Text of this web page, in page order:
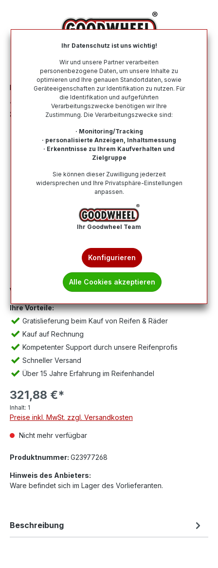
Felgen Alufelgen Nach Marke ALUTEC
ALUTEC IKENU 5-LOCH diamant-schwarz
8.5Jx20 5x114.3 ET40
Bildergalerie überspringen
Wichtig: Abbildung kann abweichen, Lieferung ohne Felge.
Ihre Vorteile:
Gratislieferung beim Kauf von Reifen & Räder
Kauf auf Rechnung
Kompetenter Support durch unsere Reifenprofis
Schneller Versand
Über 15 Jahre Erfahrung im Reifenhandel
321,88 €*
Inhalt: 1
Preise inkl. MwSt. zzgl. Versandkosten
Nicht mehr verfügbar
Produktnummer: G23977268
Hinweis des Anbieters:
Ware befindet sich im Lager des Vorlieferanten.
Beschreibung
Ihr Datenschutz ist uns wichtig!
Wir und unsere Partner verarbeiten
personenbezogene Daten, um unsere Inhalte zu
optimieren und Ihre genauen Standortdaten, sowie
Geräteeigenschaften zur Identifikation zu nutzen. Für
die Identifikation und aufgeführten
Verarbeitungszwecke benötigen wir Ihre
Zustimmung. Die Verarbeitungszwecke sind:
· Monitoring/Tracking
· personalisierte Anzeigen, Inhaltsmessung
· Erkenntnisse zu Ihrem Kaufverhalten und
Zielgruppe
Sie können dieser Zuwilligung jederzeit
widersprechen und Ihre Privatsphäre-Einstellungen
anpassen.
Ihr Goodwheel Team
Konfigurieren
Alle Cookies akzeptieren